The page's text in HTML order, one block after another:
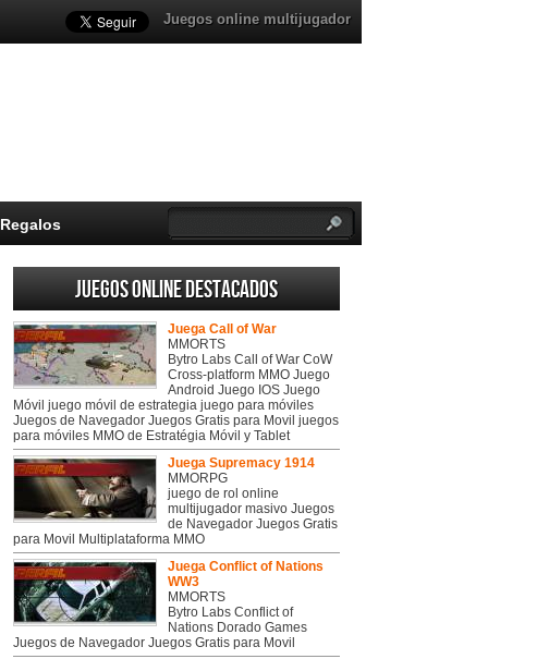
Juegos online multijugador
Regalos
Juegos online destacados
Juega Call of War
MMORTS
Bytro Labs Call of War CoW
Cross-platform MMO Juego
Android Juego IOS Juego
Móvil juego móvil de estrategia juego para móviles
Juegos de Navegador Juegos Gratis para Movil juegos
para móviles MMO de Estratégia Móvil y Tablet
Juega Supremacy 1914
MMORPG
juego de rol online
multijugador masivo Juegos
de Navegador Juegos Gratis
para Movil Multiplataforma MMO
Juega Conflict of Nations
WW3
MMORTS
Bytro Labs Conflict of
Nations Dorado Games
Juegos de Navegador Juegos Gratis para Movil